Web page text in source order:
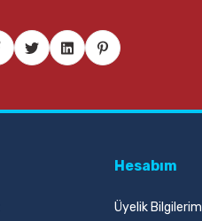
Hesabım
Üyelik Bilgilerim